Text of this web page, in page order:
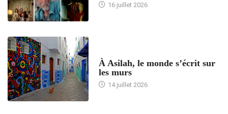
16 juillet 2026
À Asilah, le monde s’écrit sur
les murs
14 juillet 2026